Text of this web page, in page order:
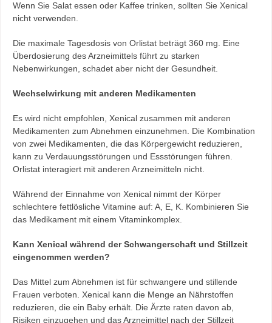
Wenn Sie Salat essen oder Kaffee trinken, sollten Sie Xenical
nicht verwenden.
Die maximale Tagesdosis von Orlistat beträgt 360 mg. Eine
Überdosierung des Arzneimittels führt zu starken
Nebenwirkungen, schadet aber nicht der Gesundheit.
Wechselwirkung mit anderen Medikamenten
Es wird nicht empfohlen, Xenical zusammen mit anderen
Medikamenten zum Abnehmen einzunehmen. Die Kombination
von zwei Medikamenten, die das Körpergewicht reduzieren,
kann zu Verdauungsstörungen und Essstörungen führen.
Orlistat interagiert mit anderen Arzneimitteln nicht.
Während der Einnahme von Xenical nimmt der Körper
schlechtere fettlösliche Vitamine auf: A, E, K. Kombinieren Sie
das Medikament mit einem Vitaminkomplex.
Kann Xenical während der Schwangerschaft und Stillzeit
eingenommen werden?
Das Mittel zum Abnehmen ist für schwangere und stillende
Frauen verboten. Xenical kann die Menge an Nährstoffen
reduzieren, die ein Baby erhält. Die Ärzte raten davon ab,
Risiken einzugehen und das Arzneimittel nach der Stillzeit